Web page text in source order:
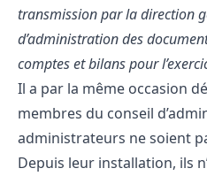
transmission par la direction
d’administration des
comptes et bilans pour
Il a par la même occasion
membres du conseil
administrateurs ne soient
Depuis leur installation, ils